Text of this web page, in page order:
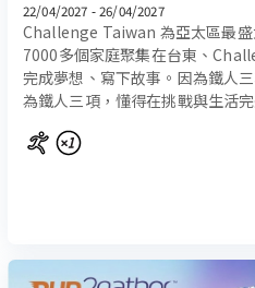
22/04/2027 - 26/04/2027
Challenge Taiwan 為亞太區最
7000多個家庭聚集在台東、
完成夢想、寫下故事。因為鐵人
為鐵人三項，懂得在挑戰與生活
一起前進。